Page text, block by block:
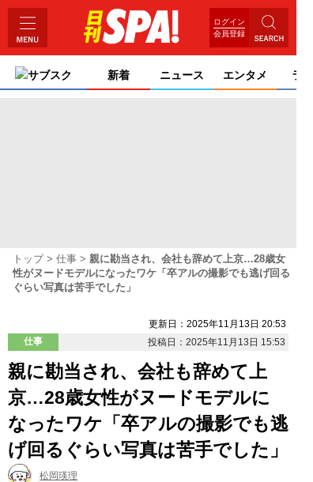
ログイン
会員登録
サブスク 新着 ニュース エンタメ ライ
トップ 仕事
親に勘当され、会社も辞めて上京…28歳女
性がヌードモデルになったワケ「卒アルの撮影でも逃げ回る
ぐらい写真は苦手でした」
更新日：2025年11月13日 20:53
仕事
投稿日：2025年11月13日 15:53
親に勘当され、会社も辞めて上
京…28歳女性がヌードモデルに
なったワケ「卒アルの撮影でも逃
げ回るぐらい写真は苦手でした」
松岡瑛理